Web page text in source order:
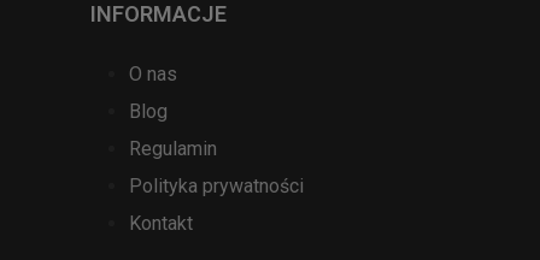
INFORMACJE
O nas
Blog
Regulamin
Polityka prywatności
Kontakt